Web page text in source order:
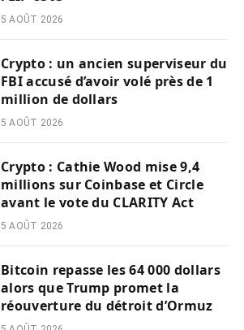
5 AOÛT 2026
Crypto : un ancien superviseur du
FBI accusé d’avoir volé près de 1
million de dollars
5 AOÛT 2026
Crypto : Cathie Wood mise 9,4
millions sur Coinbase et Circle
avant le vote du CLARITY Act
5 AOÛT 2026
Bitcoin repasse les 64 000 dollars
alors que Trump promet la
réouverture du détroit d’Ormuz